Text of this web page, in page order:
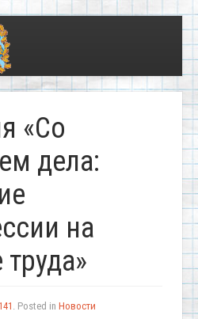
«Со
дела:
на
. Posted in Новости